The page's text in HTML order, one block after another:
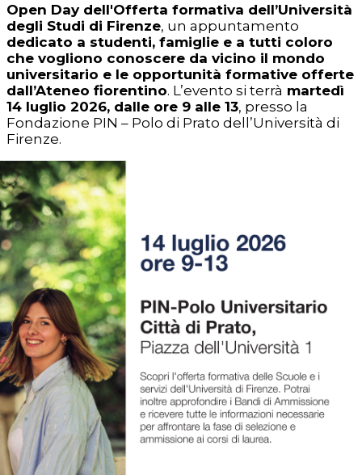
Open Day dell'Offerta formativa dell’Università
degli Studi di Firenze, un appuntamento
dedicato a studenti, famiglie e a tutti coloro
che vogliono conoscere da vicino il mondo
universitario e le opportunità formative offerte
dall’Ateneo fiorentino. L’evento si terrà martedì
14 luglio 2026, dalle ore 9 alle 13, presso la
Fondazione PIN – Polo di Prato dell’Università di
Firenze.